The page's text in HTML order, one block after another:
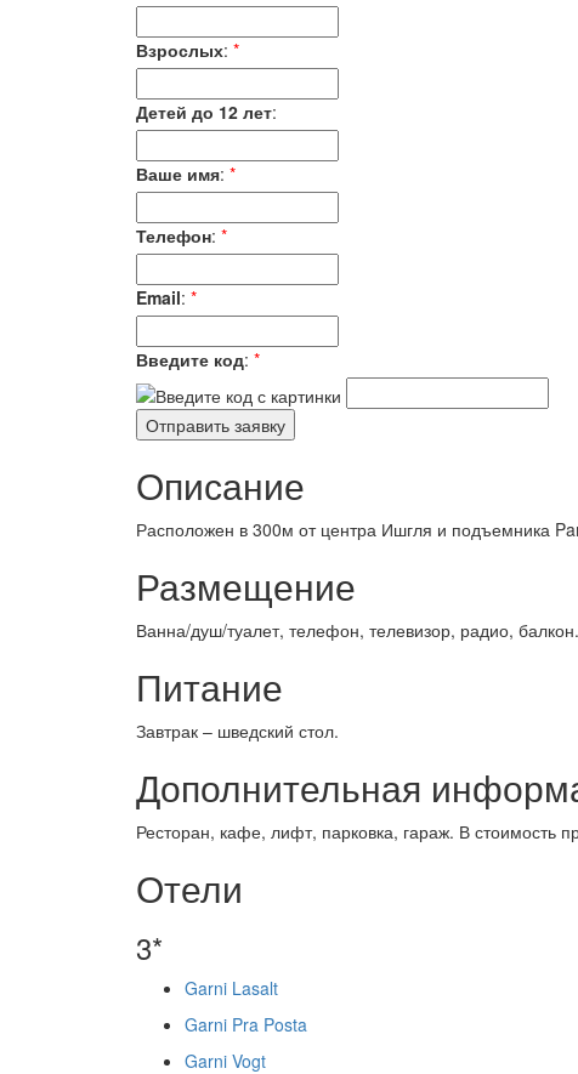
Взрослых: *
Детей до 12 лет:
Ваше имя: *
Телефон: *
Email: *
Введите код: *
Описание
Расположен в 300м от центра Ишгля и подъемника
Размещение
Ванна/душ/туалет, телефон, телевизор, радио, балкон.
Питание
Завтрак – шведский стол.
Дополнительная
Ресторан, кафе, лифт, парковка, гараж. В стоимость
Отели
3*
Garni Lasalt
Garni Pra Posta
Garni Vogt